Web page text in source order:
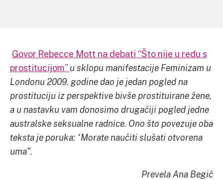
Govor Rebecce Mott na debati “Što nije u redu s
prostitucijom” u sklopu manifestacije Feminizam u
Londonu 2009. godine dao je jedan pogled na
prostituciju iz perspektive bivše prostituirane žene,
a u nastavku vam donosimo drugačiji pogled jedne
australske seksualne radnice. Ono što povezuje oba
teksta je poruka: “Morate naučiti slušati otvorena
uma”.
Prevela Ana Begić